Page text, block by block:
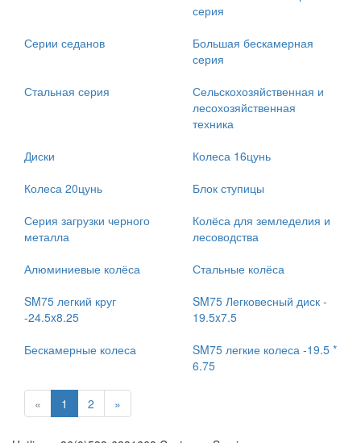
серия
Серии седанов
Большая бескамерная
серия
Стальная серия
Сельскохозяйственная и
лесохозяйственная
техника
Диски
Колеса 16цунь
Колеса 20цунь
Блок ступицы
Серия загрузки черного
металла
Колёса для земледелия и
лесоводства
Алюминиевые колёса
Стальные колёса
SM75 легкий круг
-24.5x8.25
SM75 Легковесный диск -
19.5x7.5
Бескамерные колеса
SM75 легкие колеса -19.5 *
6.75
« 1 2 »